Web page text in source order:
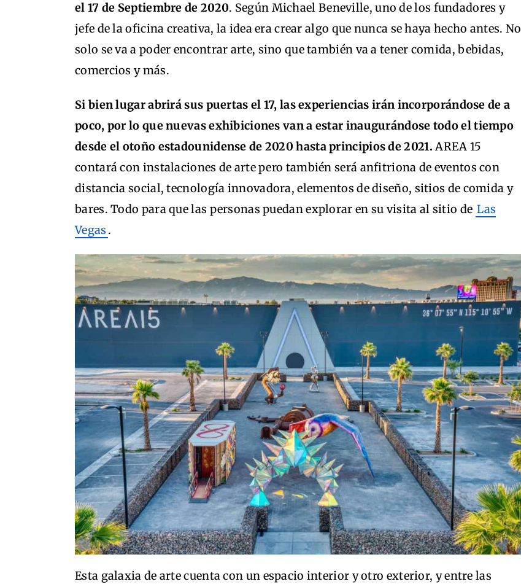
el 17 de Septiembre de 2020. Según Michael Beneville, uno de los fundadores y
jefe de la oficina creativa, la idea era crear algo que nunca se haya hecho antes. No
solo se va a poder encontrar arte, sino que también va a tener comida, bebidas,
comercios y más.
Si bien lugar abrirá sus puertas el 17, las experiencias irán incorporándose de a
poco, por lo que nuevas exhibiciones van a estar inaugurándose todo el tiempo
desde el otoño estadounidense de 2020 hasta principios de 2021.AREA 15
contará con instalaciones de arte pero también será anfitriona de eventos con
distancia social, tecnología innovadora, elementos de diseño, sitios de comida y
bares. Todo para que las personas puedan explorar en su visita al sitio de Las
Vegas .
Esta galaxia de arte cuenta con un espacio interior y otro exterior, y entre las